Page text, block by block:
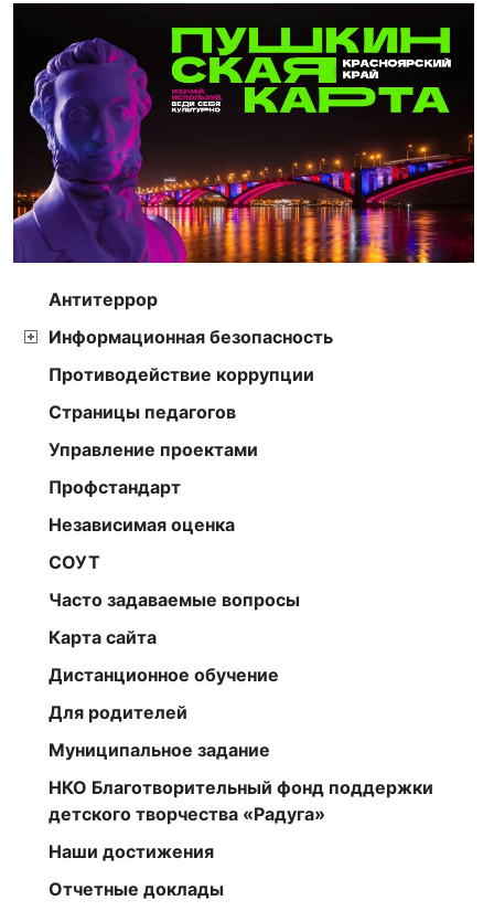
Антитеррор
Информационная безопасность
Противодействие коррупции
Страницы педагогов
Управление проектами
Профстандарт
Независимая оценка
СОУТ
Часто задаваемые вопросы
Карта сайта
Дистанционное обучение
Для родителей
Муниципальное задание
НКО Благотворительный фонд поддержки
детского творчества «Радуга»
Наши достижения
Отчетные доклады